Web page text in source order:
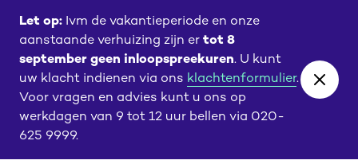
Let op: Ivm de vakantieperiode en onze
aanstaande verhuizing zijn er tot 8
september geen inloopspreekuren. U kunt
uw klacht indienen via ons klachtenformulier.
Voor vragen en advies kunt u ons op
werkdagen van 9 tot 12 uur bellen via 020-
625 9999.
Close
naar
content
naar
footer